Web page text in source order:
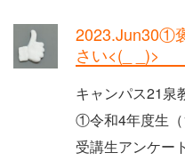
2023.Jun30①
さい<(_ _)>
キャンパス21
①令和4年度生
受講生アンケー